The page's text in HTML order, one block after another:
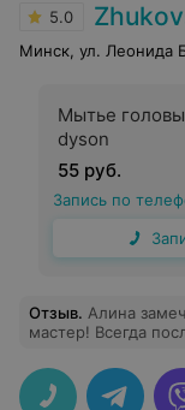
5.0
Минск, ул. Леонида
Мытье
dyson
55 руб.
Запись по
Отзыв. Алина
мастер! Всегда